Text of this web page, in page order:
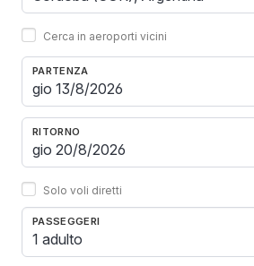
Cerca in aeroporti vicini
PARTENZA
RITORNO
Solo voli diretti
PASSEGGERI
1 adulto